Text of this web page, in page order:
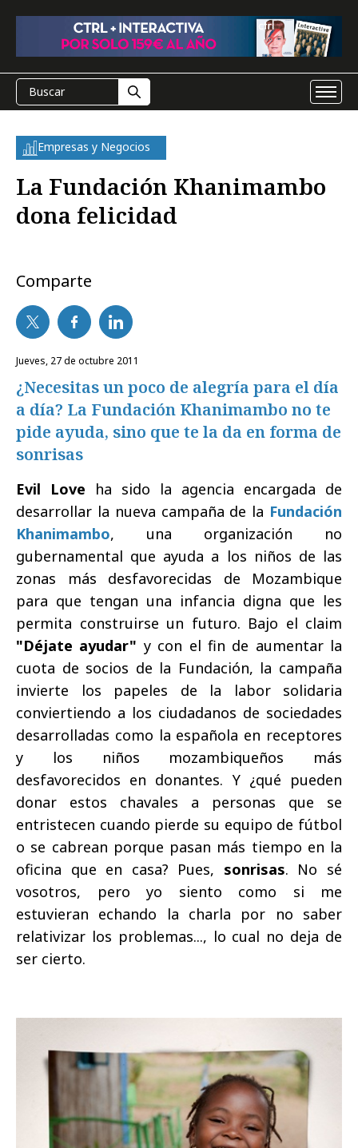
Empresas y Negocios
La Fundación Khanimambo
dona felicidad
Comparte
jueves, 27 de octubre 2011
¿Necesitas un poco de alegría para el día
a día? La Fundación Khanimambo no te
pide ayuda, sino que te la da en forma de
sonrisas
Evil Love ha sido la agencia encargada de
desarrollar la nueva campaña de la Fundación
Khanimambo, una organización no
gubernamental que ayuda a los niños de las
zonas más desfavorecidas de Mozambique
para que tengan una infancia digna que les
permita construirse un futuro. Bajo el claim
"Déjate ayudar" y con el fin de aumentar la
cuota de socios de la Fundación, la campaña
invierte los papeles de la labor solidaria
conviertiendo a los ciudadanos de sociedades
desarrolladas como la española en receptores
y los niños mozambiqueños más
desfavorecidos en donantes. Y ¿qué pueden
donar estos chavales a personas que se
entristecen cuando pierde su equipo de fútbol
o se cabrean porque pasan más tiempo en la
oficina que en casa? Pues, sonrisas. No sé
vosotros, pero yo siento como si me
estuvieran echando la charla por no saber
relativizar los problemas..., lo cual no deja de
ser cierto.